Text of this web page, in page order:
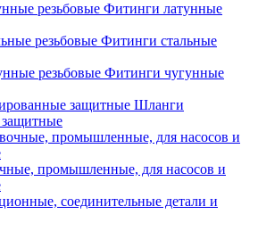
Фитинги латунные
Фитинги стальные
Фитинги чугунные
Шланги
промышленные, для насосов и
соединительные детали и